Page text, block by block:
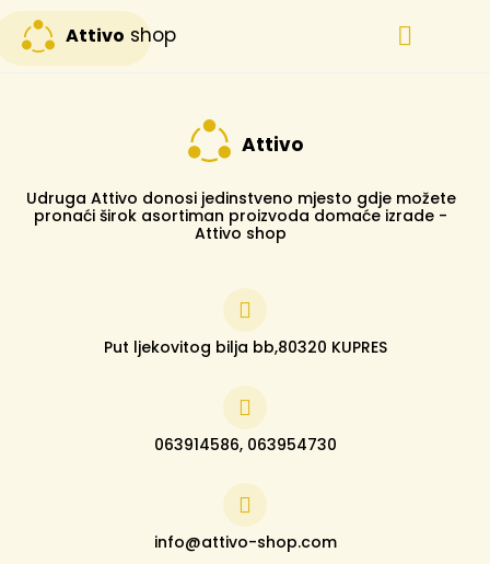
Attivo shop
Attivo
Udruga Attivo donosi jedinstveno mjesto gdje možete
pronaći širok asortiman proizvoda domaće izrade -
Attivo shop
Put ljekovitog bilja bb,80320 KUPRES
063914586, 063954730
info@attivo-shop.com